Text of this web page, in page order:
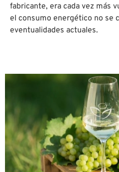
fabricante, era cada vez más
el consumo energético no se
eventualidades actuales.